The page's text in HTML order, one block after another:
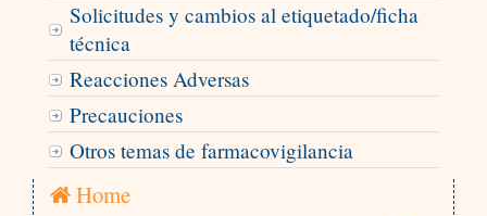
Solicitudes y cambios al etiquetado/ficha
técnica
Reacciones Adversas
Precauciones
Otros temas de farmacovigilancia
Home